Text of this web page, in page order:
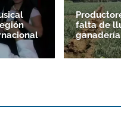
falta de